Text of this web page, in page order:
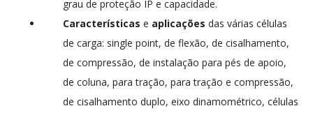
grau de proteção IP e capacidade.
Características e aplicações das várias células
de carga: single point, de flexão, de cisalhamento,
de compressão, de instalação para pés de apoio,
de coluna, para tração, para tração e compressão,
de cisalhamento duplo, eixo dinamométrico, células